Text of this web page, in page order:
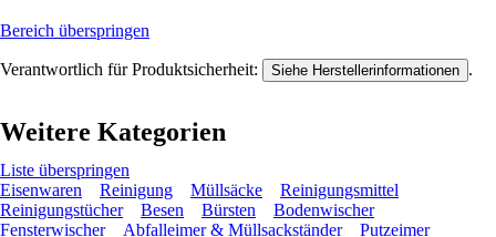
Bereich überspringen
Verantwortlich für Produktsicherheit: Siehe Herstellerinformationen .
Weitere Kategorien
Liste überspringen
Eisenwaren
Reinigung Müllsäcke
Reinigungsmittel
Reinigungstücher
Besen Bürsten
Bodenwischer
Fensterwischer
Abfalleimer & Müllsackständer
Putzeimer